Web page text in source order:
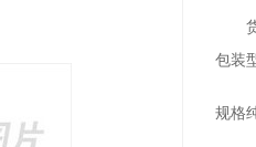
包装
规格